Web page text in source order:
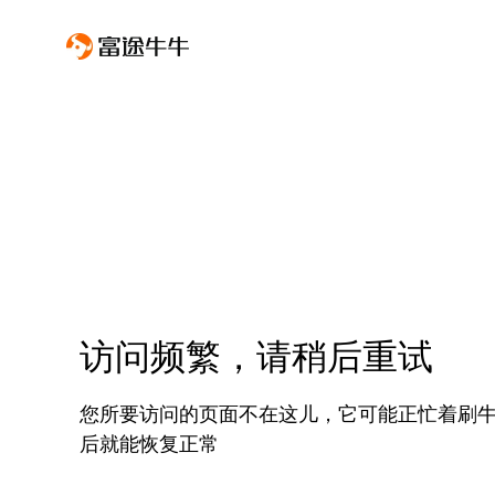
访问频繁，请稍后重试
您所要访问的页面不在这儿，它可能正忙着刷
后就能恢复正常